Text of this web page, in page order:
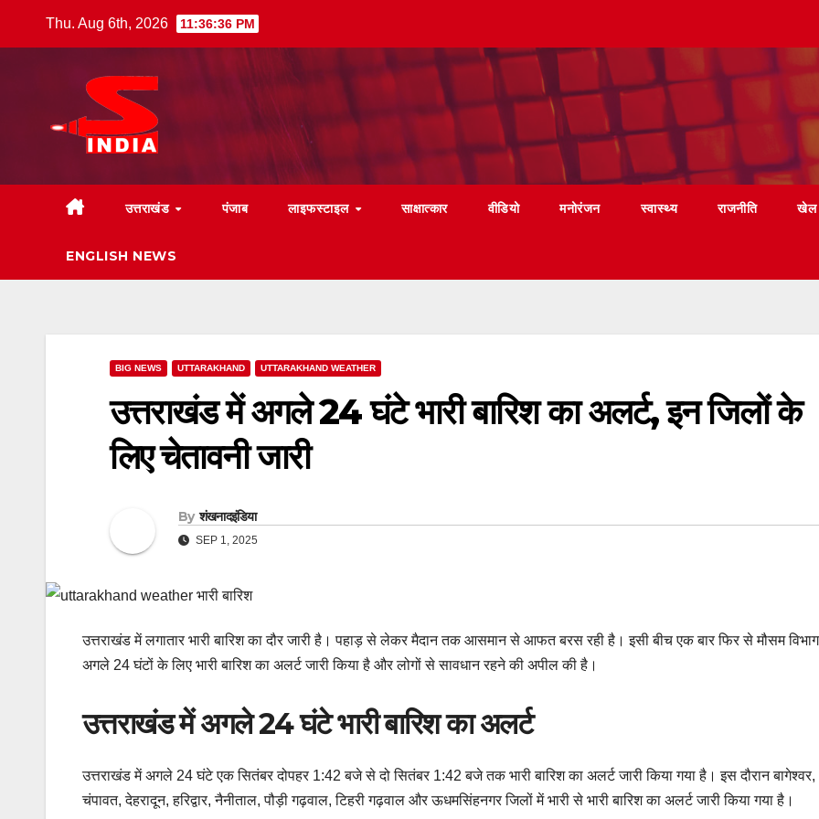
Thu. Aug 6th, 2026 11:36:37 PM
उत्तराखंड पंजाब लाइफस्टाइल साक्षात्कार वीडियो मनोरंजन स्वास्थ्य राजनीति खेल
ENGLISH NEWS
BIG NEWS UTTARAKHAND UTTARAKHAND WEATHER
उत्तराखंड में अगले 24 घंटे भारी बारिश का अलर्ट, इन जिलों के
लिए चेतावनी जारी
By शंखनादइंडिया
SEP 1, 2025
उत्तराखंड में लगातार भारी बारिश का दौर जारी है। पहाड़ से लेकर मैदान तक आसमान से आफत बरस रही है। इसी बीच एक बार फिर से मौसम
अगले 24 घंटों के लिए भारी बारिश का अलर्ट जारी किया है और लोगों से सावधान रहने की अपील की है।
उत्तराखंड में अगले 24 घंटे भारी बारिश का अलर्ट
उत्तराखंड में अगले 24 घंटे एक सितंबर दोपहर 1:42 बजे से दो सितंबर 1:42 बजे तक भारी बारिश का अलर्ट जारी किया गया है। इस दौरान बागेश्वर,
चंपावत, देहरादून, हरिद्वार, नैनीताल, पौड़ी गढ़वाल, टिहरी गढ़वाल और ऊधमसिंहनगर जिलों में भारी से भारी बारिश का अलर्ट जारी किया गया है।